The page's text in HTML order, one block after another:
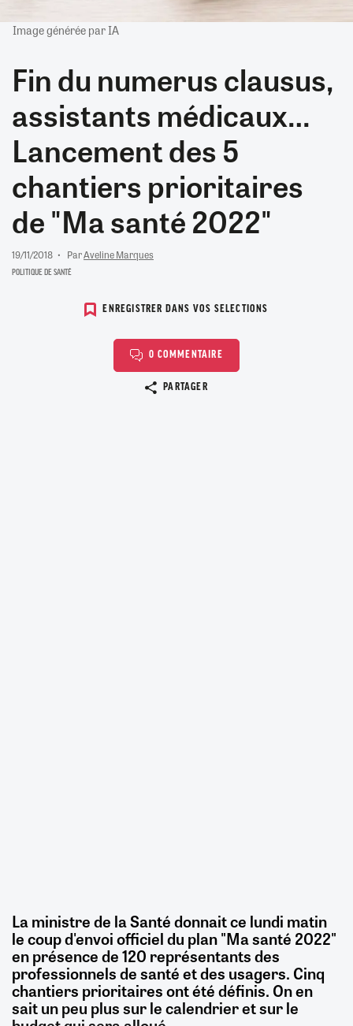
Image générée par IA
Fin du numerus clausus,
assistants médicaux…
Lancement des 5
chantiers prioritaires
de "Ma santé 2022"
19/11/2018 ParAveline Marques
POLITIQUE DE SANTÉ
ENREGISTRER DANS VOS SELECTIONS
0 COMMENTAIRE
PARTAGER
La ministre de la Santé donnait ce lundi matin
le coup d'envoi officiel du plan "Ma santé 2022"
en présence de 120 représentants des
professionnels de santé et des usagers. Cinq
chantiers prioritaires ont été définis. On en
sait un peu plus sur le calendrier et sur le